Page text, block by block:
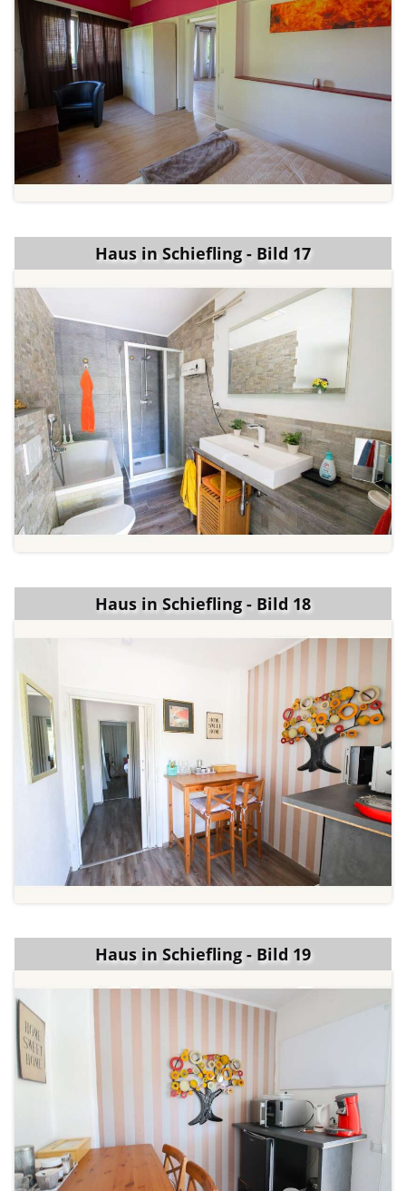
Haus in Schiefling - Bild 17
Haus in Schiefling - Bild 18
Haus in Schiefling - Bild 19